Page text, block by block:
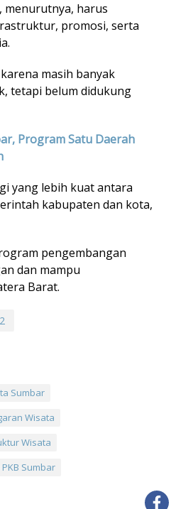
menurutnya, harus
promosi, serta
masih banyak
tetapi belum didukung
Program Satu Daerah
yang lebih kuat antara
kabupaten dan kota,
pengembangan
dan mampu
Barat.
2
Sumbar
Wisata
Wisata
PKB Sumbar